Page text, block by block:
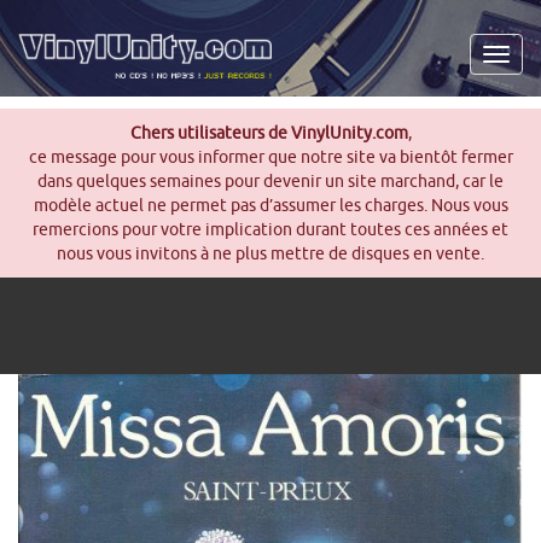
Chers utilisateurs de VinylUnity.com,
ce message pour vous informer que notre site va bientôt fermer
dans quelques semaines pour devenir un site marchand, car le
modèle actuel ne permet pas d’assumer les charges. Nous vous
remercions pour votre implication durant toutes ces années et
nous vous invitons à ne plus mettre de disques en vente.